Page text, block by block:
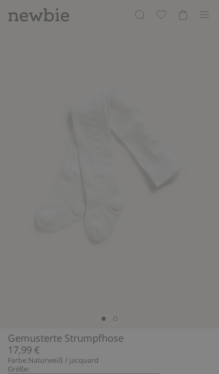
Gemusterte Strumpfhose
17,99 €
Farbe:Naturweiß / jacquard
Größe: